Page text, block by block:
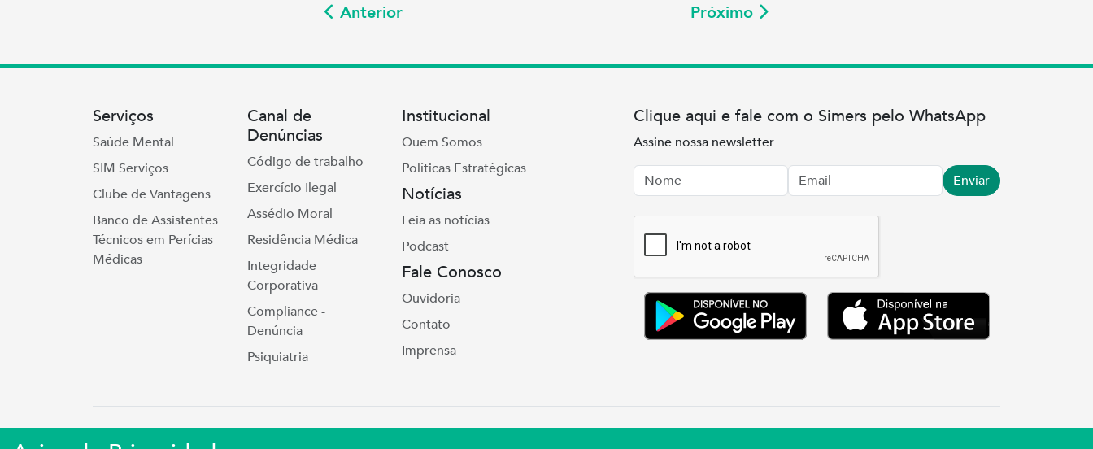
Anterior Próximo
Serviços
Saúde Mental
SIM Serviços
Clube de Vantagens
Banco de Assistentes
Técnicos em Perícias
Médicas
Canal de
Denúncias
Código de trabalho
Exercício Ilegal
Assédio Moral
Residência Médica
Integridade
Corporativa
Compliance -
Denúncia
Psiquiatria
Institucional
Quem Somos
Políticas Estratégicas
Notícias
Leia as notícias
Podcast
Fale Conosco
Ouvidoria
Contato
Imprensa
Clique aqui e fale com o Simers pelo WhatsApp
Assine nossa newsletter
Nome
Email Enviar
Simers © 2023 | Rua Coronel Corte Real, 975 Petrópolis | Porto Alegre | (51) 3027.3737